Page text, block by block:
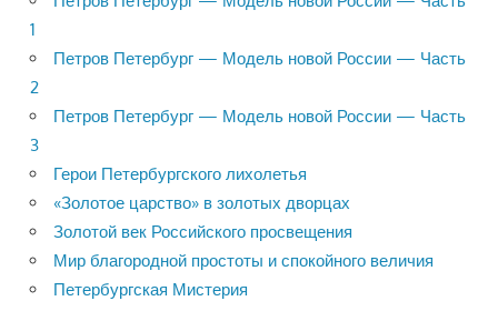
1
Петров Петербург — Модель новой России — Часть
2
Петров Петербург — Модель новой России — Часть
3
Герои Петербургского лихолетья
«Золотое царство» в золотых дворцах
Золотой век Российского просвещения
Мир благородной простоты и спокойного величия
Петербургская Мистерия